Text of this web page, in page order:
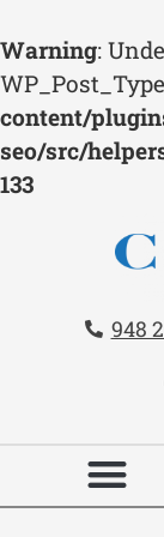
Warning:
content/
seo/src/
133
Contacto948
Redes